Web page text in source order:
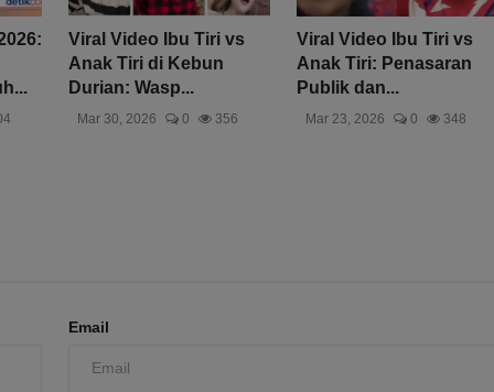
Viral Video Ibu Tiri vs
Anak Tiri di Kebun
Durian: Wasp...
Mar 30, 2026 0 356
Viral Video Ibu Tiri vs
Anak Tiri: Penasaran
Publik dan...
Mar 23, 2026 0 348
Email